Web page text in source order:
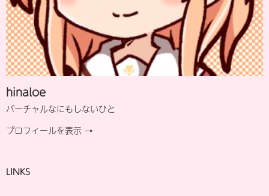
hinaloe
バーチャルなにもしないひと
プロフィールを表示 →
LINKS